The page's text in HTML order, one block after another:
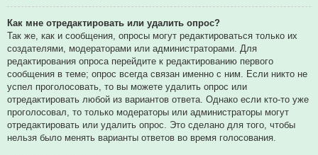
Как мне отредактировать или удалить опрос?
Так же, как и сообщения, опросы могут редактироваться только их
создателями, модераторами или администраторами. Для
редактирования опроса перейдите к редактированию первого
сообщения в теме; опрос всегда связан именно с ним. Если никто не
успел проголосовать, то вы можете удалить опрос или
отредактировать любой из вариантов ответа. Однако если кто-то уже
проголосовал, то только модераторы или администраторы могут
отредактировать или удалить опрос. Это сделано для того, чтобы
нельзя было менять варианты ответов во время голосования.